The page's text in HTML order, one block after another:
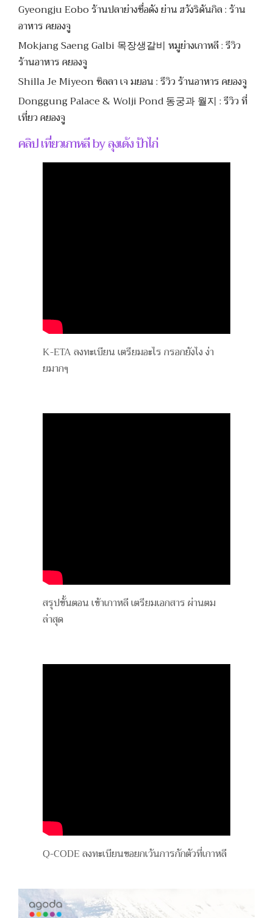
Gyeongju Eobo ร้านปลาย่างชื่อดัง ย่าน ฮวังริดันกิล : ร้าน
อาหาร คยองจู
Mokjang Saeng Galbi 목장생갈비 หมูย่างเกาหลี : รีวิว
ร้านอาหาร คยองจู
Shilla Je Miyeon ชิลลา เจ มยอน : รีวิว ร้านอาหาร คยองจู
Donggung Palace & Wolji Pond 동궁과 월지 : รีวิว ที่
เที่ยว คยองจู
คลิป เที่ยวเกาหลี by ลุงเด้ง ป้าไก่
K-ETA ลงทะเบียน เตรียมอะไร กรอกยังไง ง่า
ยมากๆ
สรุปขั้นตอน เข้าเกาหลี เตรียมเอกสาร ผ่านตม
ล่าสุด
Q-CODE ลงทะเบียนขอยกเว้นการกักตัวที่เกาหลี